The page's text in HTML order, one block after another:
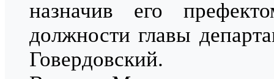
назначив его
должности главы
Говердовский.